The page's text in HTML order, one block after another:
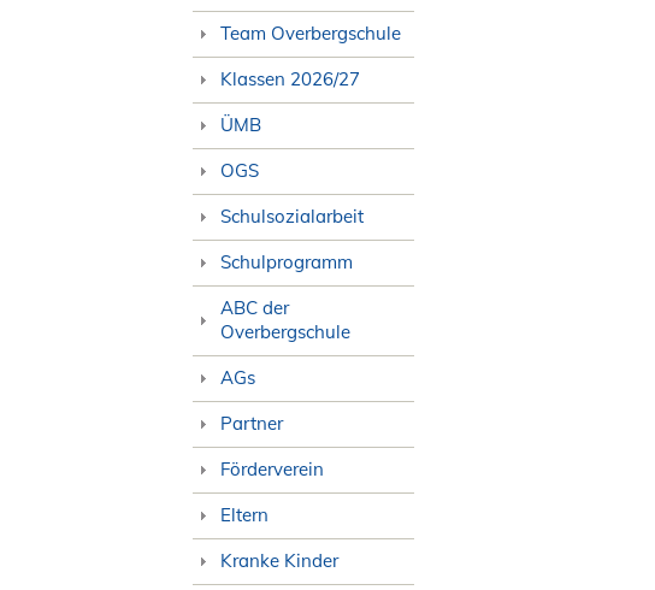
Team Overbergschule
Klassen 2026/27
ÜMB
OGS
Schulsozialarbeit
Schulprogramm
ABC der
Overbergschule
AGs
Partner
Förderverein
Eltern
Kranke Kinder